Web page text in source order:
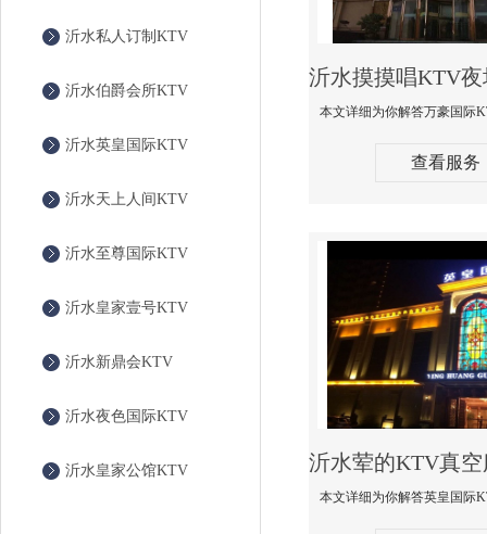
沂水私人订制KTV
沂水伯爵会所KTV
沂水英皇国际KTV
沂水天上人间KTV
沂水至尊国际KTV
沂水皇家壹号KTV
沂水新鼎会KTV
沂水夜色国际KTV
沂水皇家公馆KTV
查看服务